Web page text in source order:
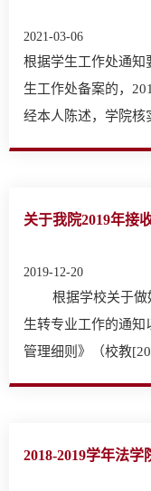
2021-03-06
根据学生工作处通知
生工作处备案的，
经本人陈述，学院核
关于我院2019年接
2019-12-20
根据学校关于做好
生转专业工作的通知
管理细则》（校教
2018-2019学年法